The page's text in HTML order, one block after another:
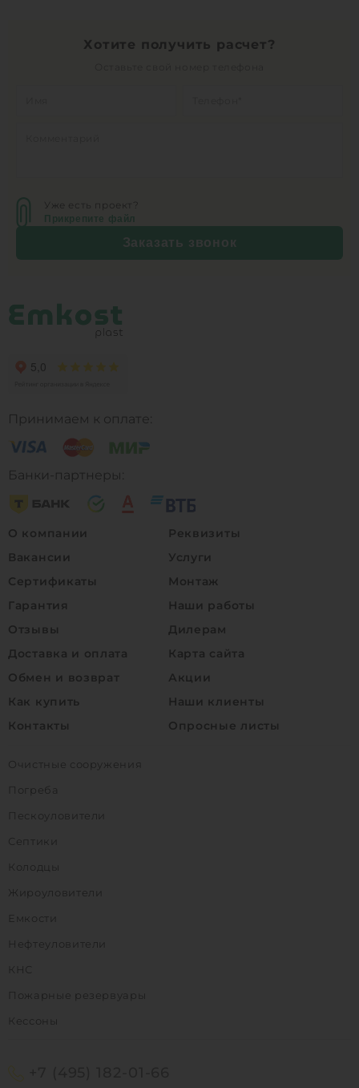
Хотите получить расчет?
Уже есть проект?
Прикрепите файл
Заказать звонок
Принимаем к оплате:
Банки-партнеры:
О компании
Вакансии
Сертификаты
Гарантия
Отзывы
Доставка и оплата
Обмен и возврат
Как купить
Контакты
Реквизиты
Услуги
Монтаж
Наши работы
Дилерам
Карта сайта
Акции
Наши клиенты
Опросные листы
Очистные сооружения
Погреба
Пескоуловители
Септики
Колодцы
Жироуловители
Емкости
Нефтеуловители
КНС
Пожарные резервуары
Кессоны